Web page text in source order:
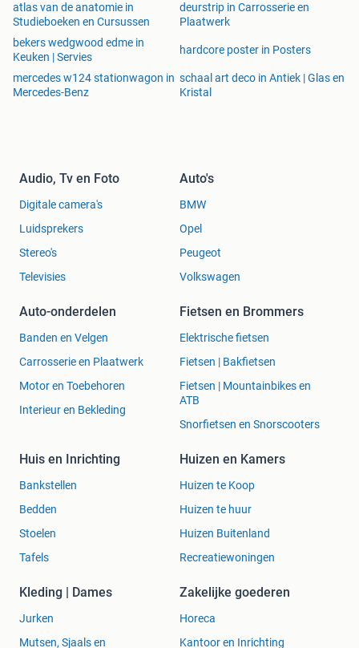
atlas van de anatomie in
Studieboeken en Cursussen
deurstrip in Carrosserie en
Plaatwerk
bekers wedgwood edme in
Keuken | Servies
hardcore poster in Posters
mercedes w124 stationwagon in
Mercedes-Benz
schaal art deco in Antiek | Glas en
Kristal
Audio, Tv en Foto
Digitale camera's
Luidsprekers
Stereo's
Televisies
Auto's
BMW
Opel
Peugeot
Volkswagen
Auto-onderdelen
Banden en Velgen
Carrosserie en Plaatwerk
Motor en Toebehoren
Interieur en Bekleding
Fietsen en Brommers
Elektrische fietsen
Fietsen | Bakfietsen
Fietsen | Mountainbikes en
ATB
Snorfietsen en Snorscooters
Huis en Inrichting
Bankstellen
Bedden
Stoelen
Tafels
Huizen en Kamers
Huizen te Koop
Huizen te huur
Huizen Buitenland
Recreatiewoningen
Kleding | Dames
Jurken
Mutsen, Sjaals en
Zakelijke goederen
Horeca
Kantoor en Inrichting